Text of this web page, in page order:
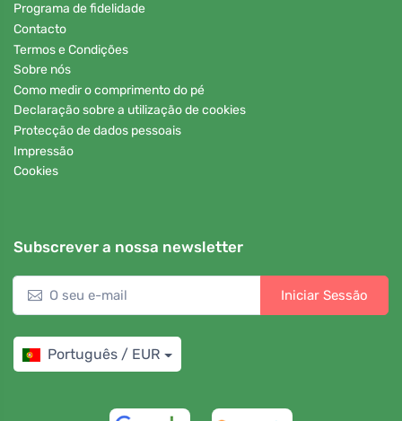
Programa de fidelidade
Contacto
Termos e Condições
Sobre nós
Como medir o comprimento do pé
Declaração sobre a utilização de cookies
Protecção de dados pessoais
Impressão
Cookies
Subscrever a nossa newsletter
Iniciar Sessão
Português / EUR